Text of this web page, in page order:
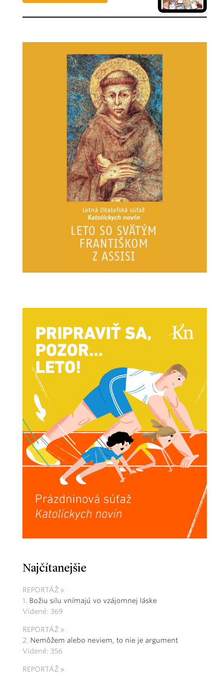
Najčítanejšie
REPORTÁŽ
Božiu silu vnímajú vo vzájomnej láske
Videné: 369
REPORTÁŽ
Nemôžem alebo neviem, to nie je argument
Videné: 356
REPORTÁŽ